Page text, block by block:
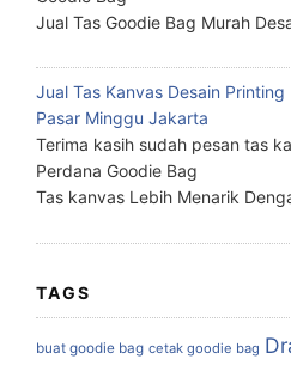
Jual Tas Goodie Bag Murah
Jual Tas Kanvas Desain
Pasar Minggu Jakarta
Terima kasih sudah pesan tas
Perdana Goodie Bag
Tas kanvas Lebih Menarik
TAGS
buat goodie bag cetak goodie bag